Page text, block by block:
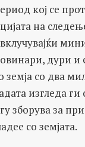
кој се
на
дури и
земја со два
изгледа ги
зборува за
со земјата.